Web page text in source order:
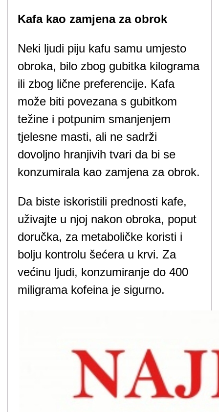
Kafa kao zamjena za obrok
Neki ljudi piju kafu samu umjesto
obroka, bilo zbog gubitka kilograma
ili zbog lične preferencije. Kafa
može biti povezana s gubitkom
težine i potpunim smanjenjem
tjelesne masti, ali ne sadrži
dovoljno hranjivih tvari da bi se
konzumirala kao zamjena za obrok.
Da biste iskoristili prednosti kafe,
uživajte u njoj nakon obroka, poput
doručka, za metaboličke koristi i
bolju kontrolu šećera u krvi. Za
većinu ljudi, konzumiranje do 400
miligrama kofeina je sigurno.